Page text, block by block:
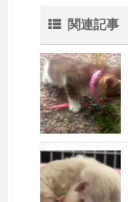
関連記事